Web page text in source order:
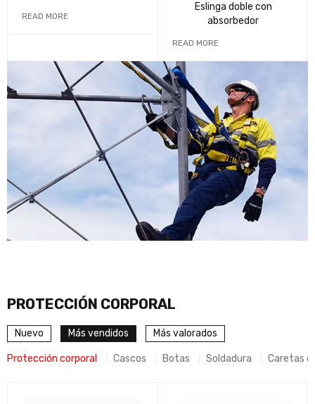
READ MORE
Eslinga doble con
absorbedor
READ MORE
PROTECCIÓN CORPORAL
Nuevo Más vendidos Más valorados
Protección corporal Cascos Botas Soldadura Caretas